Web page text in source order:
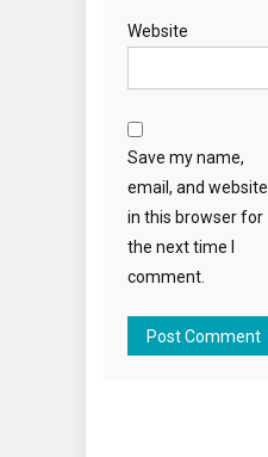
Website
Save my name,
email, and website
in this browser for
the next time I
comment.